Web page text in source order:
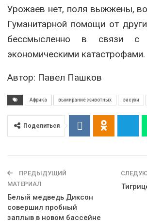
Урожаев нет, поля выжжены,
Гуманитарной помощи от
бессмысленно в связи с
экономическими катастрофами.
Автор: Павел Пашков
Африка вымирание животных засухи
Поделиться
ПРЕДЫДУЩИЙ
МАТЕРИАЛ
Белый медведь Диксон
совершил пробный
заплыв в новом бассейне